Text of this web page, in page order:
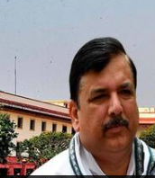
PM Modi
సంజయ్
మోదీ డిగ్రీ
తిరస్కరణ
వ్రాసిన వారు Sirish Praharaju